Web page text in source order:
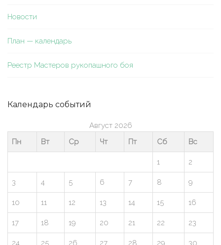
Новости
План — календарь
Реестр Мастеров рукопашного боя
Календарь событий
Август 2026
Пн
Вт Ср Чт Пт Сб Вс
1 2
3 4 5 6 7 8 9
10 11 12 13 14 15 16
17 18 19 20 21 22 23
24 25 26 27 28 29 30